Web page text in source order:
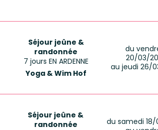
Séjour jeûne &
randonnée
7 jours EN ARDENNE
Yoga & Wim Hof
du
20/03/
au jeudi 26/
Séjour jeûne &
randonnée
du samedi